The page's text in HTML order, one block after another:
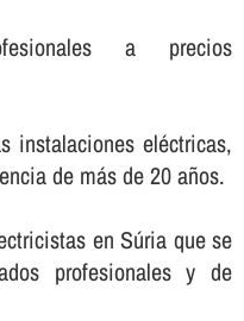
a precios
instalaciones eléctricas,
de más de 20 años.
en Súria que se
profesionales y de